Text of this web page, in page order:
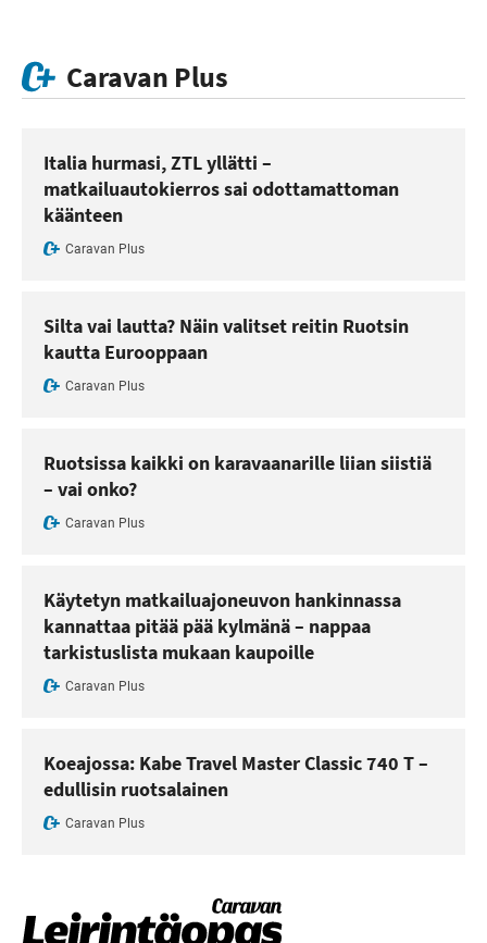
Caravan Plus
Italia hurmasi, ZTL yllätti –
matkailuautokierros sai odottamattoman
käänteen
Caravan Plus
Silta vai lautta? Näin valitset reitin Ruotsin
kautta Eurooppaan
Caravan Plus
Ruotsissa kaikki on karavaanarille liian siistiä
– vai onko?
Caravan Plus
Käytetyn matkailuajoneuvon hankinnassa
kannattaa pitää pää kylmänä – nappaa
tarkistuslista mukaan kaupoille
Caravan Plus
Koeajossa: Kabe Travel Master Classic 740 T –
edullisin ruotsalainen
Caravan Plus